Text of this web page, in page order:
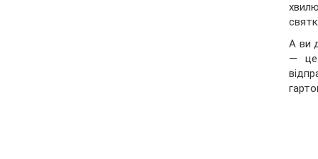
А ви
— це